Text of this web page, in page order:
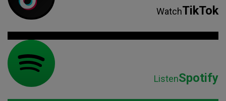
WatchTikTok
ListenSpotify